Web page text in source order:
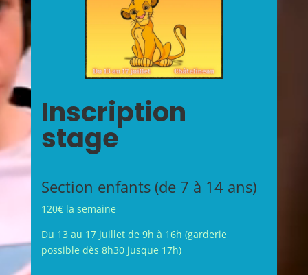
Inscription
stage
Section enfants (de 7 à 14 ans)
120€ la semaine
Du 13 au 17 juillet de 9h à 16h (garderie
possible dès 8h30 jusque 17h)